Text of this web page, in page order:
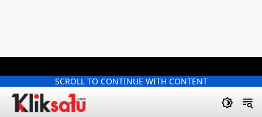
SCROLL TO CONTINUE WITH CONTENT